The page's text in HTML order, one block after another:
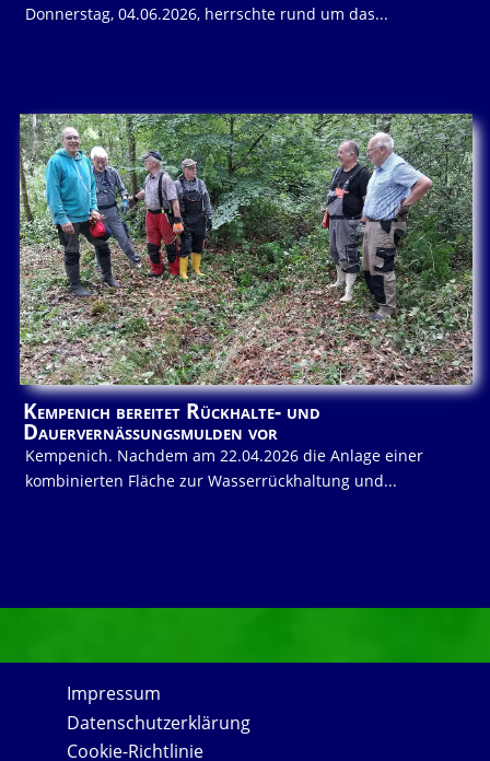
Donnerstag, 04.06.2026, herrschte rund um das...
Kempenich bereitet Rückhalte- und
Dauervernässungsmulden vor
Kempenich. Nachdem am 22.04.2026 die Anlage einer
kombinierten Fläche zur Wasserrückhaltung und...
Impressum
Datenschutzerklärung
Cookie-Richtlinie